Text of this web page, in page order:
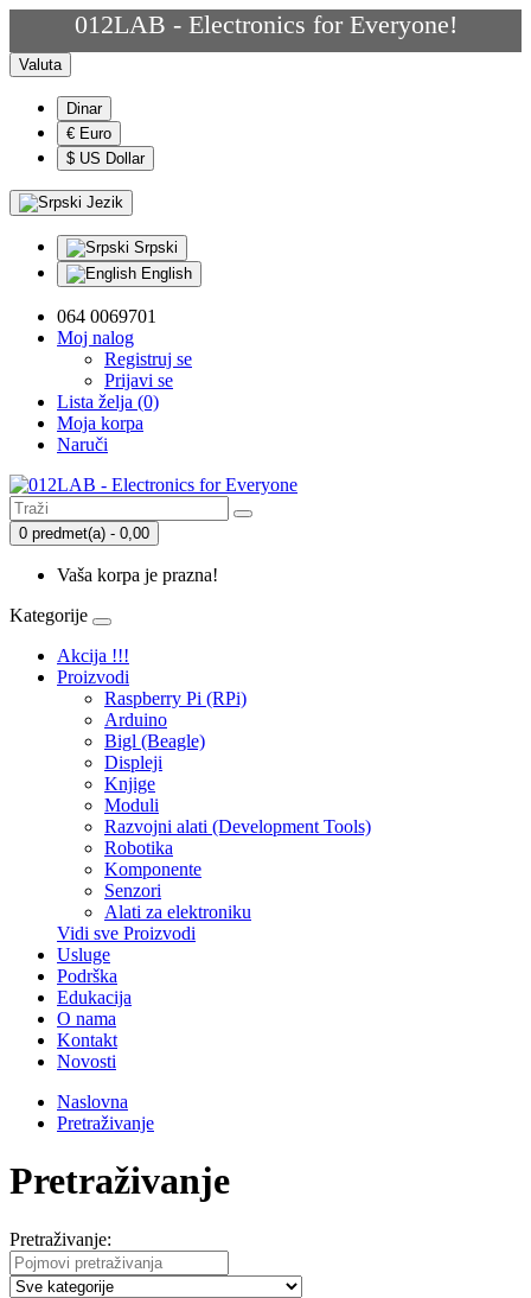
012LAB - Electronics for Everyone!
Valuta
Dinar
€ Euro
$ US Dollar
Jezik
Srpski
English
064 0069701
Moj nalog
Registruj se
Prijavi se
Lista želja (0)
Moja korpa
Naruči
0 predmet(a) - 0,00
Vaša korpa je prazna!
Kategorije
Akcija !!!
Proizvodi
Raspberry Pi (RPi)
Arduino
Bigl (Beagle)
Displеji
Knjige
Moduli
Razvojni alati (Development Tools)
Robotika
Komponente
Senzori
Alati za elektroniku
Vidi sve Proizvodi
Usluge
Podrška
Edukacija
O nama
Kontakt
Novosti
Naslovna
Pretraživanje
Pretraživanje
Pretraživanje: